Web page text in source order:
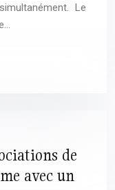
Le
de
avec un